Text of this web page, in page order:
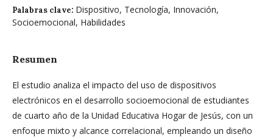
Palabras clave: Dispositivo, Tecnología, Innovación,
Socioemocional, Habilidades
Resumen
El estudio analiza el impacto del uso de dispositivos
electrónicos en el desarrollo socioemocional de estudiantes
de cuarto año de la Unidad Educativa Hogar de Jesús, con un
enfoque mixto y alcance correlacional, empleando un diseño